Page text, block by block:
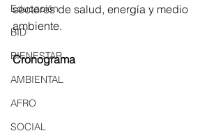
Educación
BID
BIENESTAR
AMBIENTAL
AFRO
SOCIAL
sectores de salud, energía y medio
ambiente.
Cronograma